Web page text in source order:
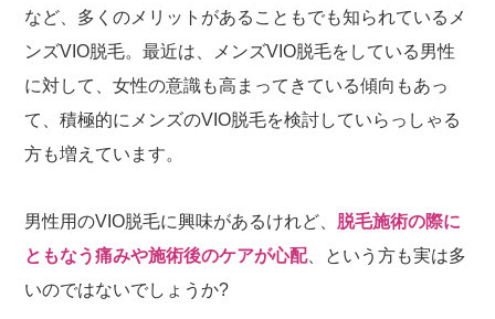
など、多くのメリットがあることもでも知られているメ
ンズVIO脱毛。最近は、メンズVIO脱毛をしている男性
に対して、女性の意識も高まってきている傾向もあっ
て、積極的にメンズのVIO脱毛を検討していらっしゃる
方も増えています。
男性用のVIO脱毛に興味があるけれど、 脱毛施術の際に
ともなう痛みや施術後のケアが心配、という方も実は多
いのではないでしょうか?